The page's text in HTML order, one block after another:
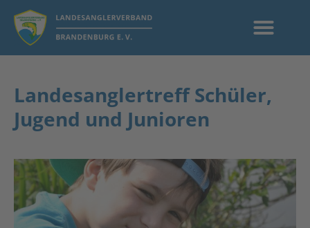
Landesanglertreff Schüler,
Jugend und Junioren